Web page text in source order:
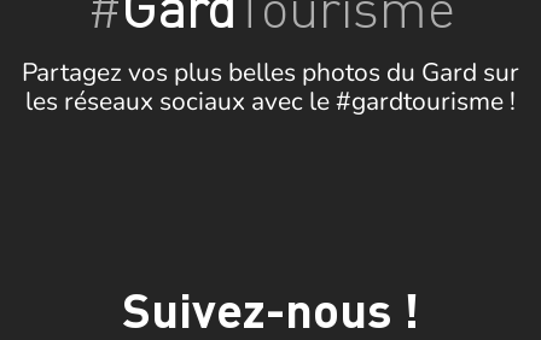
Partagez vos plus belles photos du Gard sur
les réseaux sociaux avec le #gardtourisme !
Suivez-nous !